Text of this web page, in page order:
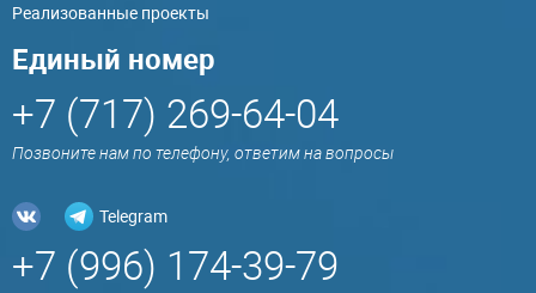
Реализованные проекты
Единый номер
+7 (717) 269-64-04
Позвоните нам по телефону, ответим на вопросы
Telegram
+7 (996) 174-39-79